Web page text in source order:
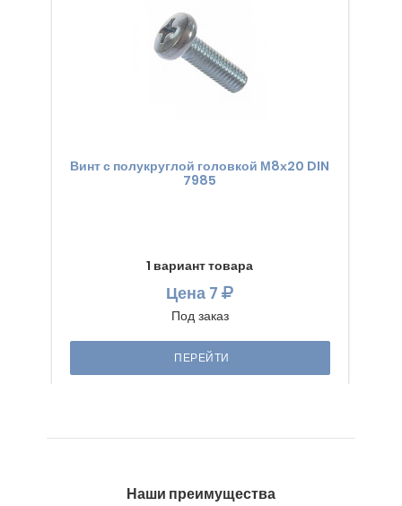
Винт с полукруглой головкой М8х20 DIN
7985
1 вариант товара
Цена 7
Под заказ
ПЕРЕЙТИ
Наши преимущества